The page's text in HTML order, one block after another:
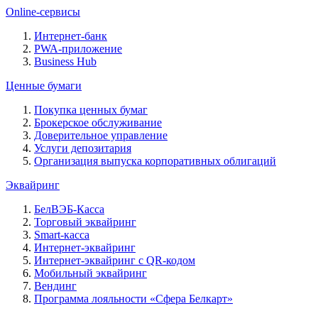
Online-сервисы
Интернет-банк
PWA-приложение
Business Hub
Ценные бумаги
Покупка ценных бумаг
Брокерское обслуживание
Доверительное управление
Услуги депозитария
Организация выпуска корпоративных облигаций
Эквайринг
БелВЭБ-Касса
Торговый эквайринг
Smart-касса
Интернет-эквайринг
Интернет-эквайринг с QR-кодом
Мобильный эквайринг
Вендинг
Программа лояльности «Сфера Белкарт»